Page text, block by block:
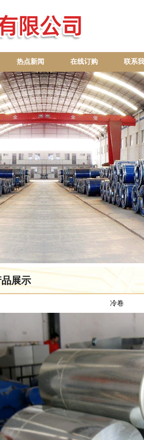
热点新闻 在线订购 联系
展示
冷卷